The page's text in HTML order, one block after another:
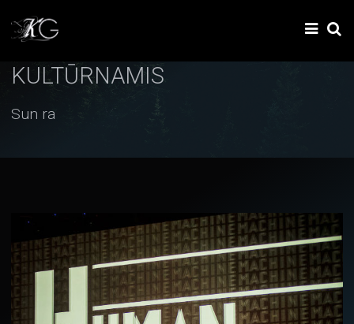
KULTŪRNAMIS
Sun ra